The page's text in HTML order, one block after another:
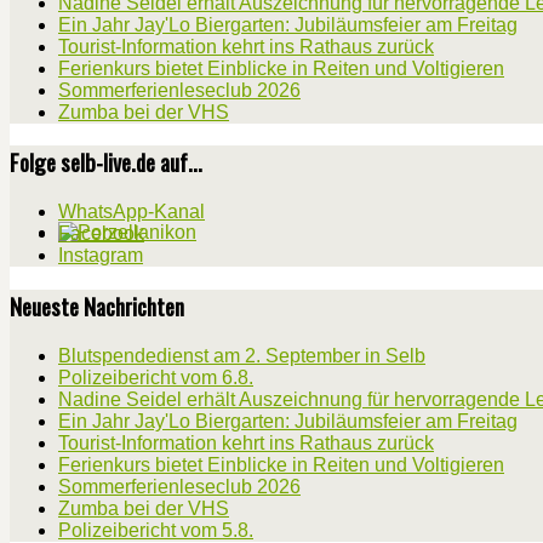
Ein Jahr Jay'Lo Biergarten: Jubiläumsfeier am Freitag
Tourist-Information kehrt ins Rathaus zurück
Ferienkurs bietet Einblicke in Reiten und Voltigieren
Sommerferienleseclub 2026
Zumba bei der VHS
Folge selb-live.de auf...
WhatsApp-Kanal
Facebook
Instagram
Neueste Nachrichten
Blutspendedienst am 2. September in Selb
Polizeibericht vom 6.8.
Nadine Seidel erhält Auszeichnung für hervorragende
Ein Jahr Jay'Lo Biergarten: Jubiläumsfeier am Freitag
Tourist-Information kehrt ins Rathaus zurück
Ferienkurs bietet Einblicke in Reiten und Voltigieren
Sommerferienleseclub 2026
Zumba bei der VHS
Polizeibericht vom 5.8.